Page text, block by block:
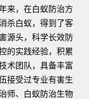
来，在白蚁防治方
杀白蚁，得到了客
源头，科学长效防
的实践经验，积累
术团队，具备丰富
接受过专业有害生
师、白蚁防治生物